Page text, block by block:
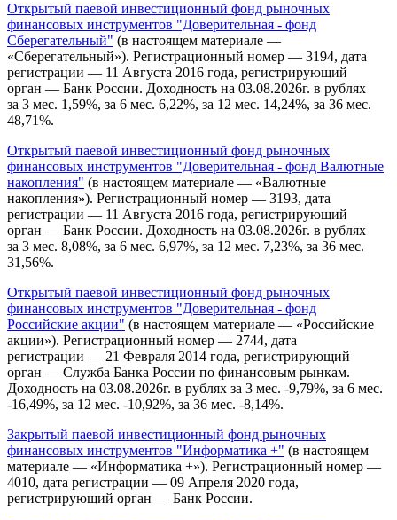
Открытый паевой инвестиционный фонд рыночных
финансовых инструментов "Доверительная - фонд
Сберегательный" (в настоящем материале —
«Сберегательный»). Регистрационный номер — 3194, дата
регистрации — 11 Августа 2016 года, регистрирующий
орган — Банк России. Доходность на 03.08.2026г. в рублях
за 3 мес. 1,59%, за 6 мес. 6,22%, за 12 мес. 14,24%, за 36 мес.
48,71%.
Открытый паевой инвестиционный фонд рыночных
финансовых инструментов "Доверительная - фонд Валютные
накопления" (в настоящем материале — «Валютные
накопления»). Регистрационный номер — 3193, дата
регистрации — 11 Августа 2016 года, регистрирующий
орган — Банк России. Доходность на 03.08.2026г. в рублях
за 3 мес. 8,08%, за 6 мес. 6,97%, за 12 мес. 7,23%, за 36 мес.
31,56%.
Открытый паевой инвестиционный фонд рыночных
финансовых инструментов "Доверительная - фонд
Российские акции" (в настоящем материале — «Российские
акции»). Регистрационный номер — 2744, дата
регистрации — 21 Февраля 2014 года, регистрирующий
орган — Служба Банка России по финансовым рынкам.
Доходность на 03.08.2026г. в рублях за 3 мес. -9,79%, за 6 мес.
-16,49%, за 12 мес. -10,92%, за 36 мес. -8,14%.
Закрытый паевой инвестиционный фонд рыночных
финансовых инструментов "Информатика +" (в настоящем
материале — «Информатика +»). Регистрационный номер —
4010, дата регистрации — 09 Апреля 2020 года,
регистрирующий орган — Банк России.